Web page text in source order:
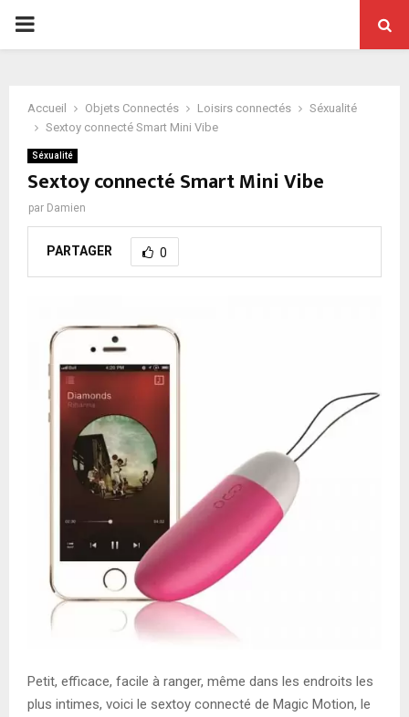
PRIMARY
Accueil Objets Connectés Loisirs connectés
Séxualité
Sextoy connecté Smart Mini Vibe
Séxualité
Sextoy connecté Smart Mini Vibe
par Damien
PARTAGER 0
Petit, efficace, facile à ranger, même dans les endroits les
plus intimes, voici le sextoy connecté de Magic Motion, le